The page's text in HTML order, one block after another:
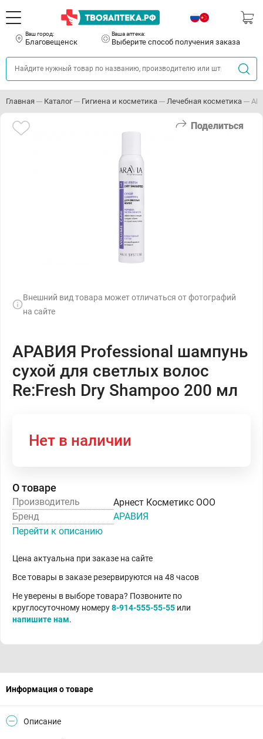
Ваш город:
Благовещенск
Ваша аптека:
Выберите способ получения заказа
Главная Каталог Гигиена и косметика Лечебная косметика
Поделиться
Внешний вид товара может отличаться от фотографий
на сайте
АРАВИЯ Professional шампунь
сухой для светлых волос
Re:Fresh Dry Shampoo 200 мл
Нет в наличии
О товаре
Производитель
Арнест Косметикс ООО
Бренд
АРАВИЯ
Перейти к описанию
Цена актуальна при заказе на сайте
Все товары в заказе резервируются на 48 часов
Не уверены в выборе товара? Позвоните по
круглосуточному номеру8-914-555-55-55 или
напишите нам.
Информация о товаре
Описание